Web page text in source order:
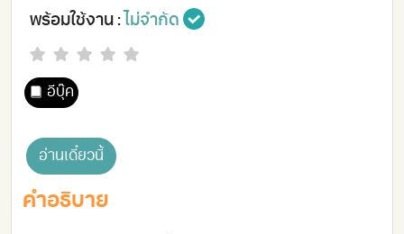
พร้อมใช้งาน : ไม่จำกัด
อีบุ๊ค
อ่านเดี๋ยวนี้
คำอธิบาย